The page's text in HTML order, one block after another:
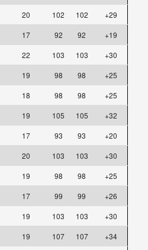
20 102 102
+29
17 92 92
+19
22 103 103
+30
19 98 98
+25
18 98 98
+25
19 105 105
+32
17 93 93
+20
20 103 103
+30
19 98 98
+25
17 99 99
+26
19 103 103
+30
19 107 107 +34